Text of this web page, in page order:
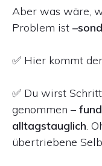
Aber was wäre,
Problem ist –
✅ Hier kommt der
✅ Du wirst
genommen –
alltagstauglich.
übertriebene